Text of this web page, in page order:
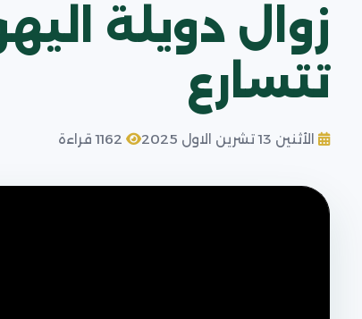
زوال دويلة
تتسارع
الأثنين 13 تشرين الاول 2025